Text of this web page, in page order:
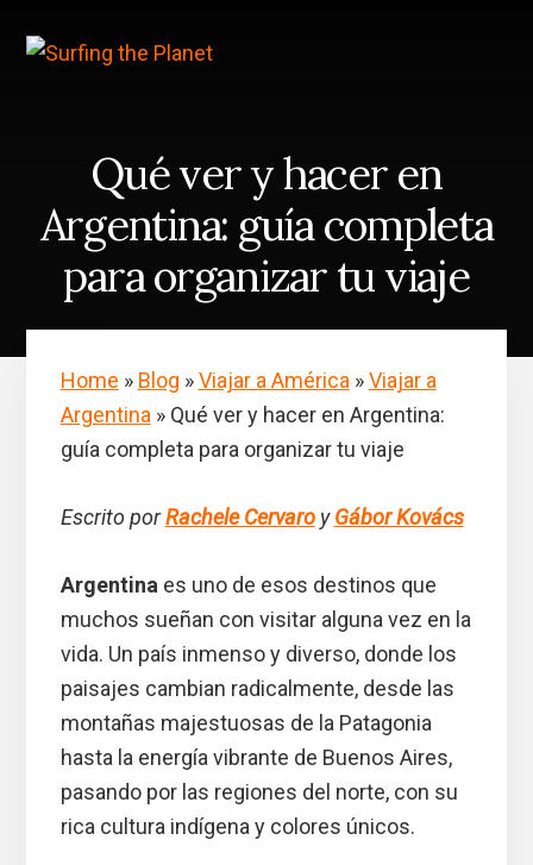
content
Qué ver y hacer en
Argentina: guía completa
para organizar tu viaje
Home » Blog »Viajar a América»Viajar a
Argentina» Qué ver y hacer en Argentina:
guía completa para organizar tu viaje
Escrito porRachele CervaroyGábor Kovács
Argentinaes uno de esos destinos que
muchos sueñan con visitar alguna vez en la
vida. Un país inmenso y diverso, donde los
paisajes cambian radicalmente, desde las
montañas majestuosas de la Patagonia
hasta la energía vibrante de Buenos Aires,
pasando por las regiones del norte, con su
rica cultura indígena y colores únicos.